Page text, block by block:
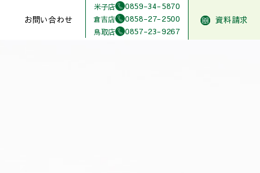
お問い合わせ
米子店 0859-34-5870
倉吉店 0858-27-2500
鳥取店 0857-23-9267
資料請求